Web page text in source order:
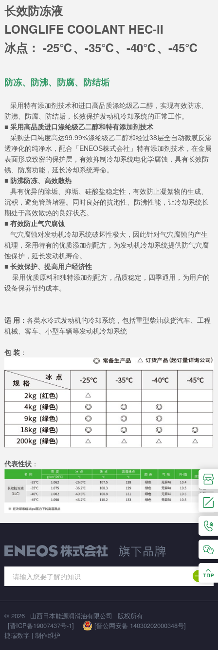
长效防冻液
LONGLIFE COOLANT HEC-II
冰点： -25℃、-35℃、-40℃、-45℃
防冻、防沸、防腐、防结垢
采用特有添加剂技术和进口高品质涤纶级乙二醇，实现有效防冻、
防沸、防腐、防结垢，长效保护发动机冷却系统的正常工作。
■ 采用高品质进口涤纶级乙二醇和特有添加剂技术
采购进口纯度高达99.99%涤纶级乙二醇和经过38层全自动微膜反渗
透净化的纯净水，配合「ENEOS株式会社」特有添加剂技术，在金属
表面形成致密的保护层，有效抑制冷却系统电化学腐蚀，具有长效防
锈、防腐功能，延长冷却系统寿命。
■ 防沸防冻、高效散热
具有优异的除垢、抑垢、硅酸盐稳定性，有效防止凝絮物的生成、
沉积，避免管路堵塞。同时良好的抗泡性、防沸性能，让冷却系统长
期处于高效散热的良好状态。
■有效防止气穴腐蚀
气穴腐蚀对发动机冷却系统破坏性极大，因此针对气穴腐蚀的产生
机理，采用特有的优质添加剂配方，为发动机冷却系统提供防气穴腐
蚀保护，延长发动机寿命。
■ 长效保护、提高用户经济性
采用优质原料和独特添加剂配方，品质稳定，四季通用，为用户的
设备保养节约成本。
适 用： 各类水冷式发动机的冷却系统，包括重型柴油载货汽车、工程
机械、客车、小型车辆等发动机冷却系统
包 装：
代表性状：
© 2026 山西日本能源润滑油有限公司
版权所有
[晋ICP备19007437号-1]
[晋公网安备 14030202000348号]
捷瑞数字 | 制作维护